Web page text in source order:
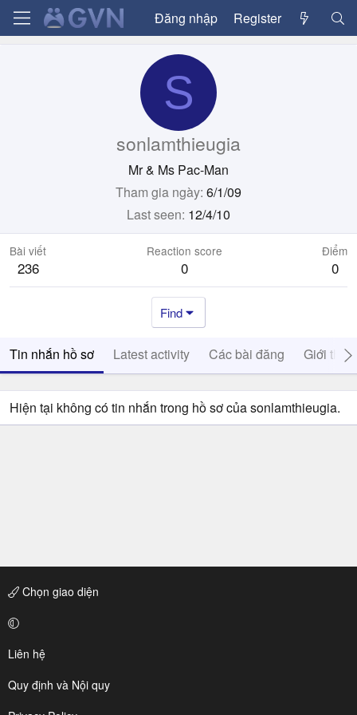
Đăng nhập Register
S
sonlamthieugia
Mr & Ms Pac-Man
Tham gia ngày 6/1/09
Last seen 12/4/10
Bài viết
236
Reaction score
0
Điểm
0
Find
Tin nhắn hồ sơ Latest activity Các bài đăng Giới thiệu
Hiện tại không có tin nhắn trong hồ sơ của sonlamthieugia.
Chọn giao diện
Liên hệ
Quy định và Nội quy